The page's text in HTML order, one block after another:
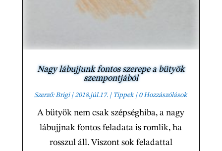
Nagy lábujjunk fontos szerepe a bütyök
szempontjából
Szerző:Brigi|2018.júl.17. | Tippek| 0 Hozzászólások
A bütyök nem csak szépséghiba, a nagy
lábujjnak fontos feladata is romlik, ha
rosszul áll. Viszont sok feladattal